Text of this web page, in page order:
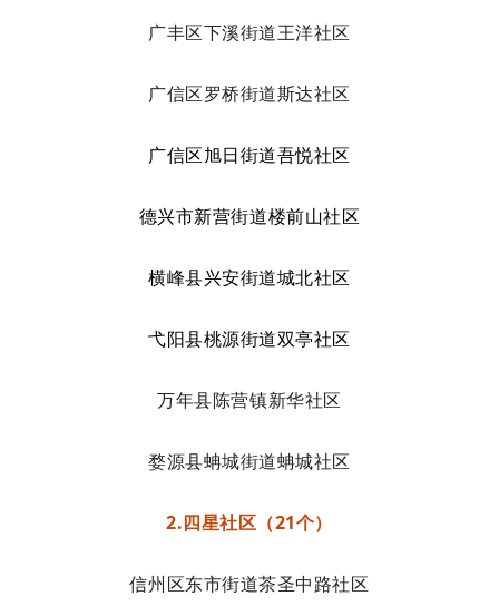
广丰区下溪街道王洋社区
广信区罗桥街道斯达社区
广信区旭日街道吾悦社区
德兴市新营街道楼前山社区
横峰县兴安街道城北社区
弋阳县桃源街道双亭社区
万年县陈营镇新华社区
婺源县蚺城街道蚺城社区
2.四星社区（21个）
信州区东市街道茶圣中路社区